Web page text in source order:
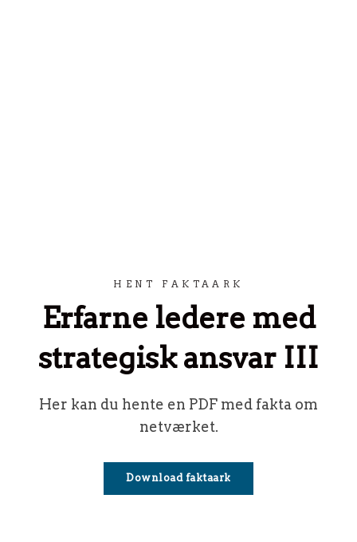
HENT FAKTAARK
Erfarne ledere med
strategisk ansvar III
Her kan du hente en PDF med fakta om
netværket.
Download faktaark